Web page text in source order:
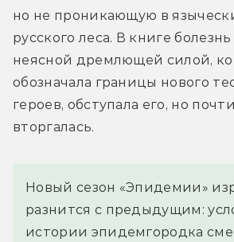
но не проникающую в
русского леса. В книге
неясной дремлющей силой,
обозначала границы нового
героев, обступала его, но
вторгалась.
Новый сезон «Эпидемии»
разнится с предыдущим:
истории эпидемгородка